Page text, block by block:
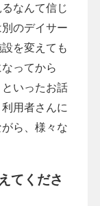
なんて信じ
のデイサー
を変えても
ってから
いったお話
用者さんに
ら、様々な
てくださ